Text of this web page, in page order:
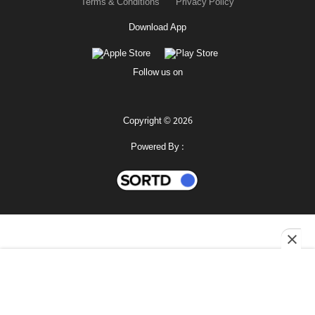
Download App
Follow us on
Copyright © 2026
Powered By :